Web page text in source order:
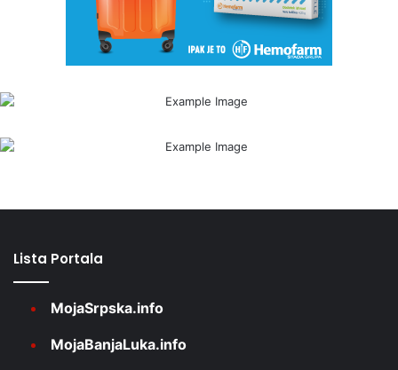
Lista Portala
MojaSrpska.info
MojaBanjaLuka.info